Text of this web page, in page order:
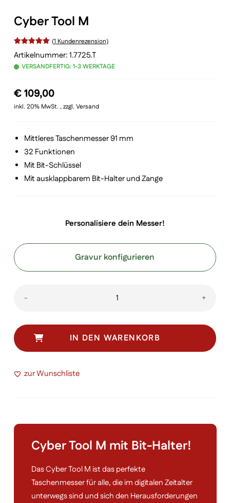
Cyber Tool M
Bewertet
mitvon 5,
auf
Kundenbewertung
(1 Kundenrezension)
Artikelnummer:1.7725.T
VERSANDFERTIG: 1-3 WERKTAGE
€109,00
inkl. 20% MwSt. , zzgl. Versand
Mittleres Taschenmesser 91 mm
32 Funktionen
Mit Bit-Schlüssel
Mit ausklappbarem Bit-Halter und Zange
Personalisiere dein Messer!
Gravur konfigurieren
-
M
Menge
+
IN DEN WARENKORB
zur Wunschliste
Cyber Tool M mit Bit-Halter!
Das Cyber Tool M ist das perfekte
Taschenmesser für alle, die im digitalen Zeitalter
unterwegs sind und sich den Herausforderungen